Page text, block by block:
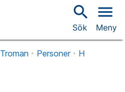
search
Sök
menu
Meny
Troman Personer H